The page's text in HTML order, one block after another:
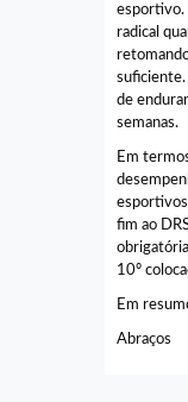
esportivo.
radical
suficiente.
de
semanas.
Em
fim ao
10º
Em
Abraços